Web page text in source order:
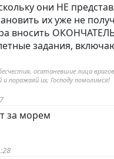
они НЕ
их уже не
вносить
задания,
осатаневшие лица
и поражаяй их, Господу помолимся!
за морем